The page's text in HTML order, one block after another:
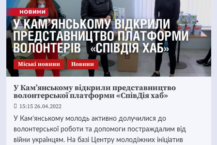
Mіські новини Новини
У Кам’янському відкрили представництво
волонтерської платформи «СпівДія хаб»
15:15 26.04.2022
У Кам’янському молодь активно долучилися до
волонтерської роботи та допомоги постраждалим від
війни українцям. На базі Центру молодіжних ініціатив